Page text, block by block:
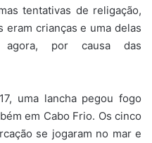
tentativas de religação,
crianças e uma delas
agora, por causa das
uma lancha pegou fogo
em Cabo Frio. Os cinco
se jogaram no mar e